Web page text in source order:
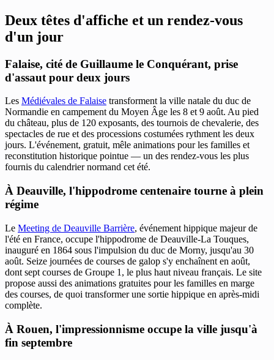
Deux têtes d'affiche et un rendez-vous
d'un jour
Falaise, cité de Guillaume le Conquérant, prise
d'assaut pour deux jours
Les Médiévales de Falaise transforment la ville natale du duc de
Normandie en campement du Moyen Âge les 8 et 9 août. Au pied
du château, plus de 120 exposants, des tournois de chevalerie, des
spectacles de rue et des processions costumées rythment les deux
jours. L'événement, gratuit, mêle animations pour les familles et
reconstitution historique pointue — un des rendez-vous les plus
fournis du calendrier normand cet été.
À Deauville, l'hippodrome centenaire tourne à plein
régime
Le Meeting de Deauville Barrière, événement hippique majeur de
l'été en France, occupe l'hippodrome de Deauville-La Touques,
inauguré en 1864 sous l'impulsion du duc de Morny, jusqu'au 30
août. Seize journées de courses de galop s'y enchaînent en août,
dont sept courses de Groupe 1, le plus haut niveau français. Le site
propose aussi des animations gratuites pour les familles en marge
des courses, de quoi transformer une sortie hippique en après-midi
complète.
À Rouen, l'impressionnisme occupe la ville jusqu'à
fin septembre